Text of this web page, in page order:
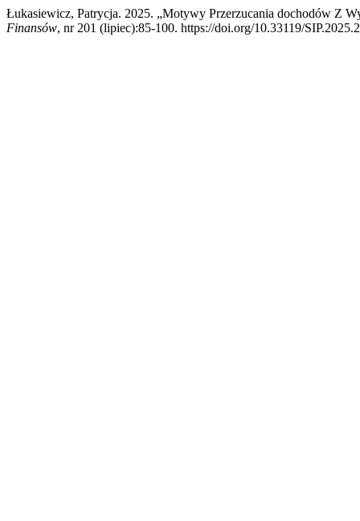
Łukasiewicz, Patrycja. 2025. „Motywy Przerzucania dochodów Z
Finansów, nr 201 (lipiec):85-100. https://doi.org/10.33119/